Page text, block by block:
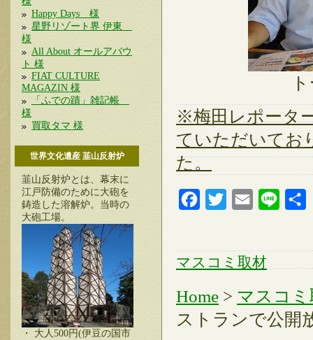
Happy Days 様
星野リゾート界 伊東
様
All About オールアバウ
ト 様
FIAT CULTURE
MAGAZIN 様
「ふでの蹟」雑記帳
様
買取タマ 様
世界文化遺産 韮山反射炉
韮山反射炉とは、幕末に
江戸防備のために大砲を
鋳造した溶解炉。当時の
大砲工場。
・ 大人500円(伊豆の国市
※梅田レポータ
ていただいてお
た。
FacebookTwitter Email Line
マスコミ取材
Home > マスコミ
ストランで公開